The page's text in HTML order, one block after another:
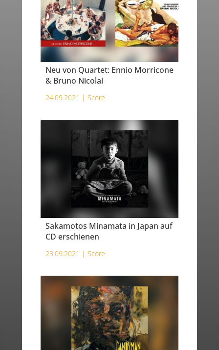
Neu von Quartet: Ennio Morricone
& Bruno Nicolai
24.09.2021 | Score
Sakamotos Minamata in Japan auf
CD erschienen
23.09.2021 | Score